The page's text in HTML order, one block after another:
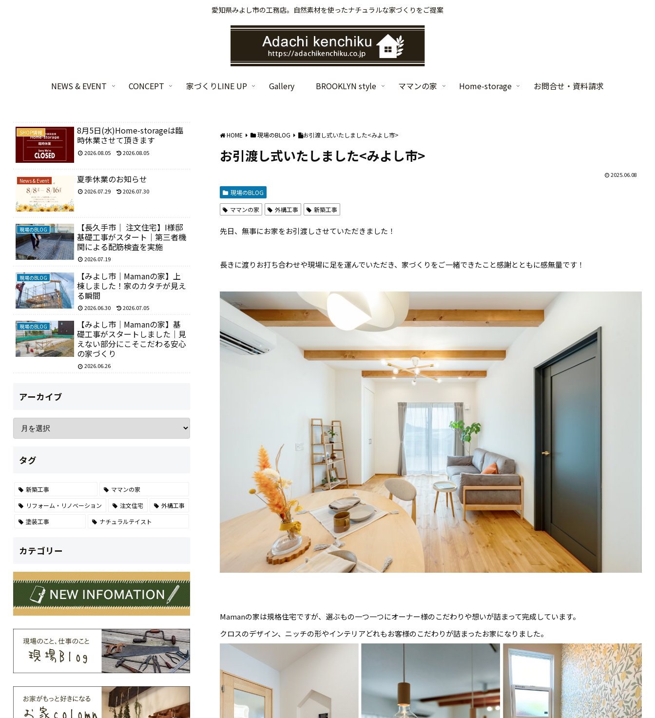
愛知県みよし市の工務店。自然素材を使ったナチュラルな家づくりをご提案
NEWS & EVENT CONCEPT 家づくりLINE UP Gallery BROOKLYN style ママンの家 Home-storage お問合せ・資料請求
HOME 現場のBLOG お引渡し式いたしました<みよし市>
お引渡し式いたしました<みよし市>
2025.06.08
現場のBLOG
ママンの家 外構工事 新築工事
先日、無事にお家をお引渡しさせていただきました！
長きに渡りお打ち合わせや現場に足を運んでいただき、家づくりをご一緒できたこと感謝とともに感無量です！
Mamanの家は規格住宅ですが、選ぶもの一つ一つにオーナー様のこだわりや想いが詰まって完成しています。
クロスのデザイン、ニッチの形やインテリアどれもお客様のこだわりが詰まったお家になりました。
SHOP情報
8月5日(水)Home-storageは臨
時休業させて頂きます
2026.08.05 2026.08.05
News & Event 夏季休業のお知らせ
2026.07.29 2026.07.30
現場のBLOG
【長久手市｜ 注文住宅】I様邸
基礎工事がスタート｜第三者機
関による配筋検査を実施
2026.07.19
現場のBLOG
【みよし市｜Mamanの家】上
棟しました！家のカタチが見え
る瞬間
2026.06.30 2026.07.05
現場のBLOG
【みよし市｜Mamanの家】基
礎工事がスタートしました｜見
えない部分にこそこだわる安心
の家づくり
2026.06.26
アーカイブ
タグ
新築工事
ママンの家
リフォーム・リノベーション
注文住宅
外構工事
塗装工事
ナチュラルテイスト
カテゴリー